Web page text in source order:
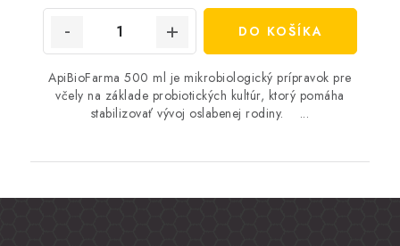
DO KOŠÍKA
ApiBioFarma 500 ml je mikrobiologický prípravok pre
včely na základe probiotických kultúr, ktorý pomáha
stabilizovať vývoj oslabenej rodiny. ...